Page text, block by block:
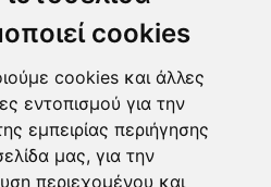
cookies
cookies και άλλες
εντοπισμού για την
εμπειρίας περιήγησης
μας, για την
περιεχομένου και
μας